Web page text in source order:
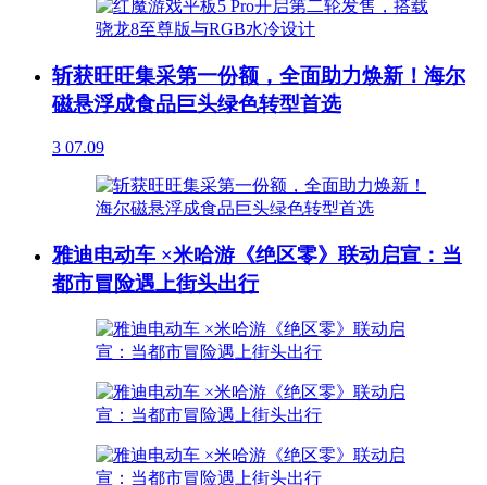
斩获旺旺集采第一份额，全面助力焕新！海尔
磁悬浮成食品巨头绿色转型首选
3 07.09
雅迪电动车 ×米哈游《绝区零》联动启宣：当
都市冒险遇上街头出行